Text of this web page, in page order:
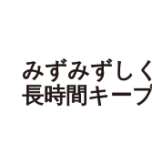
みずみずし
長時間キー